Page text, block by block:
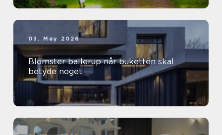
03. May 2026
Blomster ballerup når buketten skal
betyde noget